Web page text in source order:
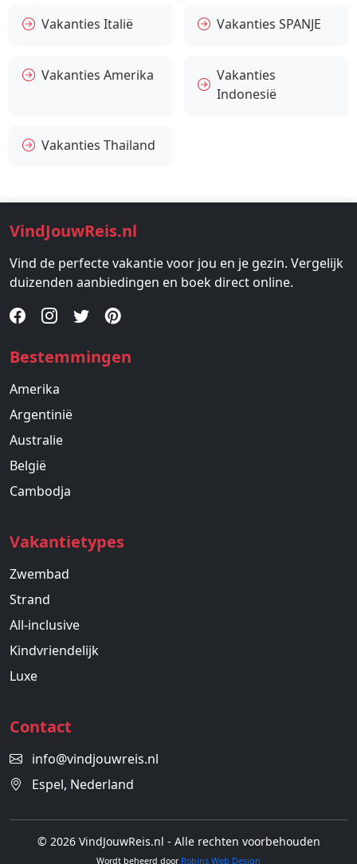
Vakanties Italië Vakanties SPANJE
Vakanties Amerika
Vakanties
Indonesië
Vakanties Thailand
VindJouwReis.nl
Vind de perfecte vakantie voor jou en je gezin. Vergelijk
duizenden aanbiedingen en boek direct online.
Bestemmingen
Amerika
Argentinië
Australie
België
Cambodja
Vakantietypes
Zwembad
Strand
All-inclusive
Kindvriendelijk
Luxe
Contact
info@vindjouwreis.nl
Espel, Nederland
© 2026 VindJouwReis.nl - Alle rechten voorbehouden
Wordt beheerd door Robins Web Design